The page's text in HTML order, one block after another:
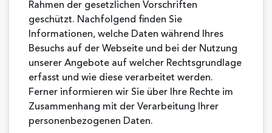
Rahmen der gesetzlichen Vorschriften
geschützt. Nachfolgend finden Sie
Informationen, welche Daten während Ihres
Besuchs auf der Webseite und bei der Nutzung
unserer Angebote auf welcher Rechtsgrundlage
erfasst und wie diese verarbeitet werden.
Ferner informieren wir Sie über Ihre Rechte im
Zusammenhang mit der Verarbeitung Ihrer
personenbezogenen Daten.